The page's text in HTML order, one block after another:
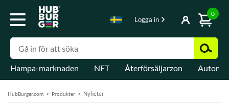
Logga in
0
Hampa-marknaden NFT Återförsäljarzon
HubBurger.com Produkter Nyheter